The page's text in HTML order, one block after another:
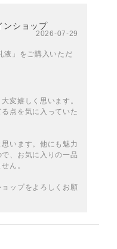
ンショップ
2026-07-29
液」をご購入いただ
変嬉しく思います。
点を気に入っていた
います。他にも魅力
、お気に入りの一品
ん。
ップをよろしくお願